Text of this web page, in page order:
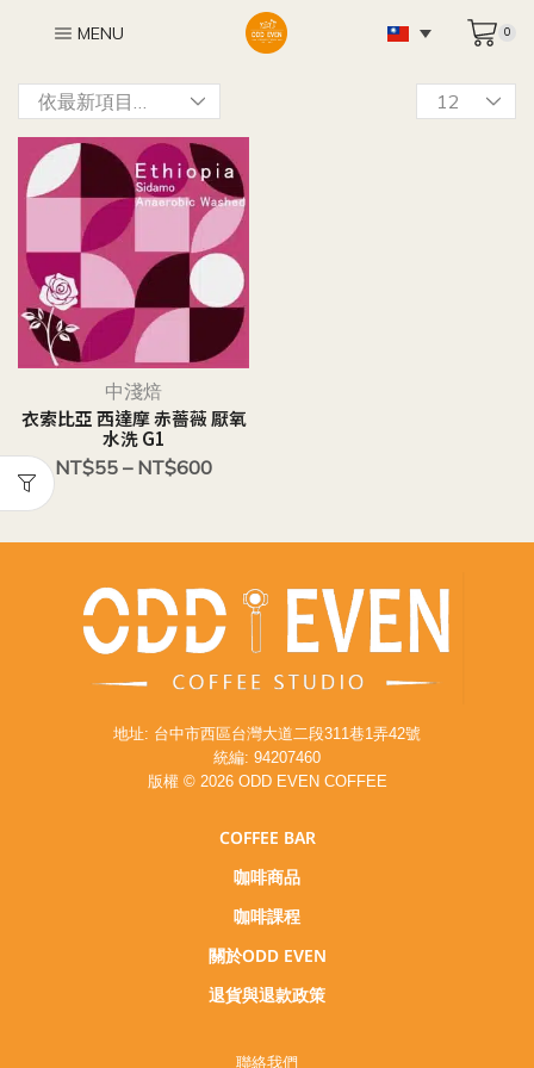
MENU 0
中淺焙
衣索比亞 西達摩 赤薔薇 厭氧
水洗 G1
NT$55 – NT$600
地址: 台中市西區台灣大道二段311巷1弄42號
統編: 94207460
版權 © 2026 ODD EVEN COFFEE
COFFEE BAR
咖啡商品
咖啡課程
關於ODD EVEN
退貨與退款政策
聯絡我們